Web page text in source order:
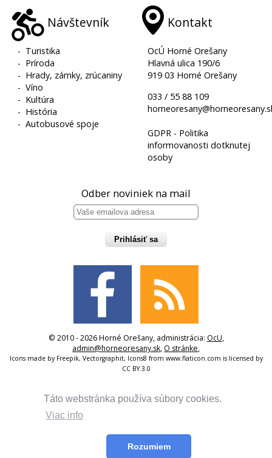
Táto webstránka používa súbory cookies.
Viac info
Rozumiem
Návštevník
- Turistika
- Príroda
- Hrady, zámky, zrúcaniny
-Víno
- Kultúra
- História
-Autobusové spoje
Kontakt
OcÚ Horné Orešany
Hlavná ulica 190/6
919 03 Horné Orešany
033 / 55 88 109
GDPR - Politika
informovanosti dotknutej
osoby
Odber noviniek na mail
Prihlásiť sa
© 2010 - 2026 Horné Orešany, administrácia: OcU,
admin@horneoresany.sk, O stránke,
Icons made by Freepik, Vectorgraphit, Icons8 from www.flaticon.com is licensed by
CC BY 3.0